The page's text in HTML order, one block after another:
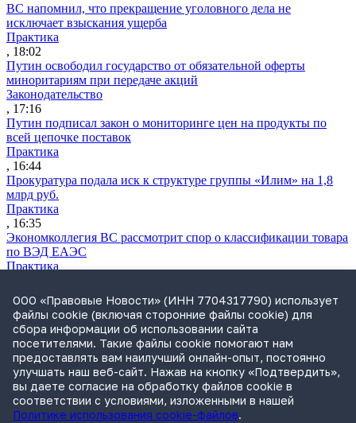
ВС напомнил, что прекращение уголовного дела не
исключает взыскания ущерба
Практика
, 18:02
Путин освободил государство от обязательной оферты
миноритариям при передаче акций
Законодательство
, 17:16
Путин подписал закон о мониторинге цен на продукты по
всей цепочке поставок
Практика
, 16:44
Прокуратура подала иск к структуре группы «Илим» на 1,8
млрд руб.
Практика
, 16:35
Экономколлегия ВС рассмотрит спор о классификации товара
по ВЭД ЕАЭС
Практика
Дочерняя компания «Мегафона» подала иск к «М.Видео» на
1,8 млрд руб.
Практика
, 15:50
СИП проверит отмену патента на систему управления
устройствами после возражений «Яндекса»
Практика
, 15:17
ООО «Правовые Новости» (ИНН 7704317790) использует
файлы cookie (включая сторонние файлы cookie) для
сбора информации об использовании сайта
посетителями. Такие файлы cookie помогают нам
предоставлять вам наилучший онлайн-опыт, постоянно
улучшать наш веб-сайт. Нажав на кнопку «Подтвердить»,
вы даете согласие на обработку файлов cookie в
соответствии с условиями, изложенными в нашей
Политике использования cookie-файлов.